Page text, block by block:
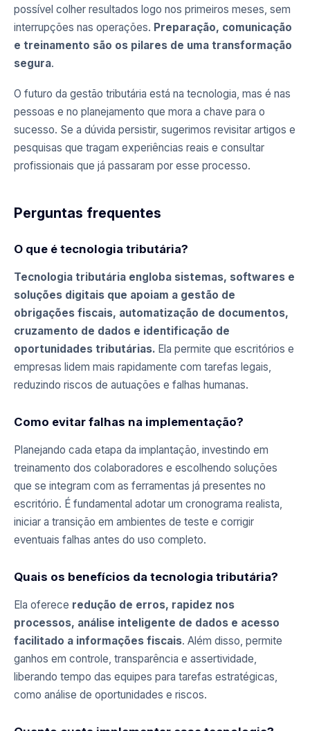
possível colher resultados logo nos primeiros meses, sem
interrupções nas operações. Preparação, comunicação
e treinamento são os pilares de uma transformação
segura.
O futuro da gestão tributária está na tecnologia, mas é nas
pessoas e no planejamento que mora a chave para o
sucesso. Se a dúvida persistir, sugerimos revisitar artigos e
pesquisas que tragam experiências reais e consultar
profissionais que já passaram por esse processo.
Perguntas frequentes
O que é tecnologia tributária?
Tecnologia tributária engloba sistemas, softwares e
soluções digitais que apoiam a gestão de
obrigações fiscais, automatização de documentos,
cruzamento de dados e identificação de
oportunidades tributárias. Ela permite que escritórios e
empresas lidem mais rapidamente com tarefas legais,
reduzindo riscos de autuações e falhas humanas.
Como evitar falhas na implementação?
Planejando cada etapa da implantação, investindo em
treinamento dos colaboradores e escolhendo soluções
que se integram com as ferramentas já presentes no
escritório. É fundamental adotar um cronograma realista,
iniciar a transição em ambientes de teste e corrigir
eventuais falhas antes do uso completo.
Quais os benefícios da tecnologia tributária?
Ela oferece redução de erros, rapidez nos
processos, análise inteligente de dados e acesso
facilitado a informações fiscais. Além disso, permite
ganhos em controle, transparência e assertividade,
liberando tempo das equipes para tarefas estratégicas,
como análise de oportunidades e riscos.